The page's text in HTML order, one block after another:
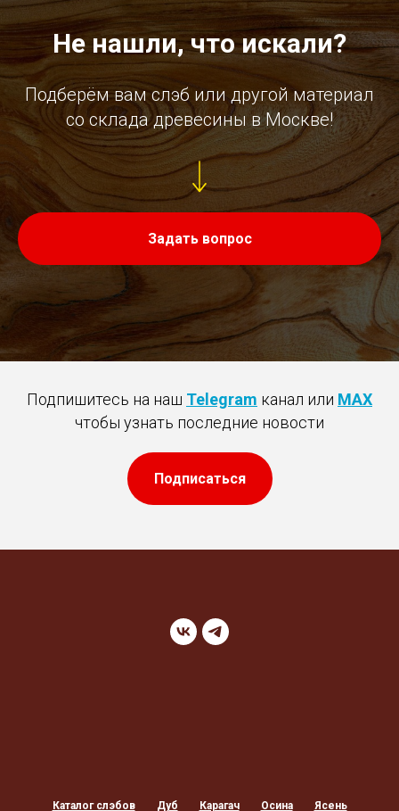
Не нашли, что искали?
Подберём вам слэб или другой материал
со склада древесины в Москве!
Задать вопрос
Подпишитесь на наш Telegram канал или MAX
чтобы узнать последние новости
Подписаться
Каталог слэбов Дуб Карагач Осина Ясень